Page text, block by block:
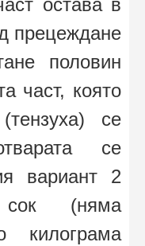
остава в
прецеждане
половин
част, която
се
се
вариант 2
(няма
килограма